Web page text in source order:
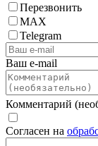
Перезвонить
MAX
Telegram
Ваш e-mail
Комментарий
Согласен на